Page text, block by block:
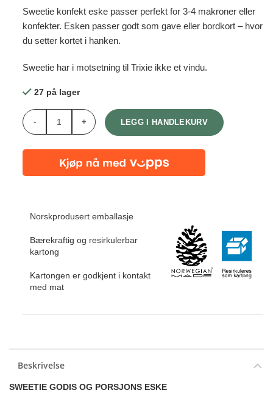
Sweetie konfekt eske passer perfekt for 3-4 makroner eller
konfekter. Esken passer godt som gave eller bordkort – hvor
du setter kortet i hanken.
Sweetie har i motsetning til Trixie ikke et vindu.
27 på lager
Antall
LEGG I HANDLEKURV
Norskprodusert emballasje
Bærekraftig og resirkulerbar
kartong
Kartongen er godkjent i kontakt
med mat
Beskrivelse
SWEETIE GODIS OG PORSJONS ESKE